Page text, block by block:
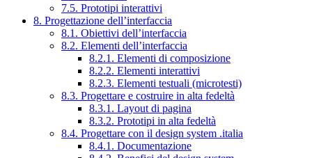
7.5. Prototipi interattivi
8. Progettazione dell’interfaccia
8.1. Obiettivi dell’interfaccia
8.2. Elementi dell’interfaccia
8.2.1. Elementi di composizione
8.2.2. Elementi interattivi
8.2.3. Elementi testuali (microtesti)
8.3. Progettare e costruire in alta fedeltà
8.3.1. Layout di pagina
8.3.2. Prototipi in alta fedeltà
8.4. Progettare con il design system .italia
8.4.1. Documentazione